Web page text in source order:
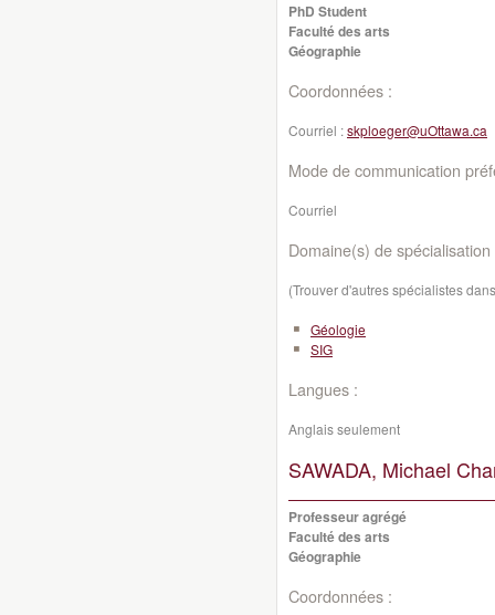
PhD Student
Faculté des arts
Géographie
Coordonnées :
Courriel :skploeger@uOttawa.ca
Mode de communication
Courriel
Domaine(s) de spécialisation
(Trouver d'autres spécialistes
Géologie
SIG
Langues :
Anglais seulement
SAWADA, Michael
Professeur agrégé
Faculté des arts
Géographie
Coordonnées :